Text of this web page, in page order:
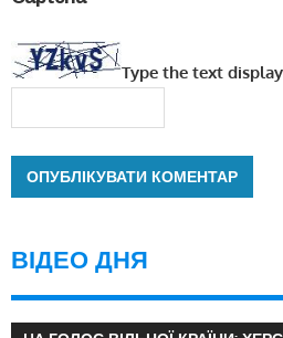
Type the text
ВІДЕО ДНЯ